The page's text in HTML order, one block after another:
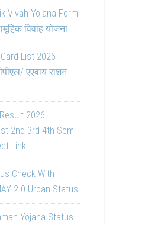
Vivah Yojana Form
विवाह योजना
List 2026
एएवाय राशन
2026
2nd 3rd 4th Sem
Link
Check With
2.0 Urban Status
Yojana Status